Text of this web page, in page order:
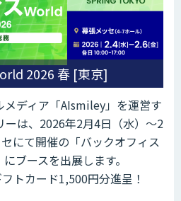
2026 春 [東京]
メディア「AIsmiley」を運営す
ーは、2026年2月4日（水）～2
にて開催の「バックオフィス
ブースを出展します。
トカード1,500円分進呈！